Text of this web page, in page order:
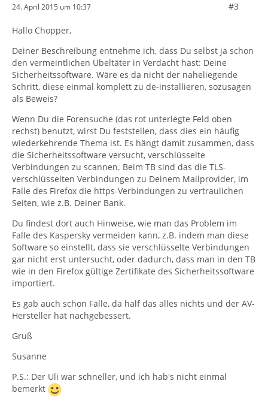
24. April 2015 um 10:37 #3
Hallo Chopper,
Deiner Beschreibung entnehme ich, dass Du selbst ja schon
den vermeintlichen Übeltäter in Verdacht hast: Deine
Sicherheitssoftware. Wäre es da nicht der naheliegende
Schritt, diese einmal komplett zu de-installieren, sozusagen
als Beweis?
Wenn Du die Forensuche (das rot unterlegte Feld oben
rechst) benutzt, wirst Du feststellen, dass dies ein häufig
wiederkehrende Thema ist. Es hängt damit zusammen, dass
die Sicherheitssoftware versucht, verschlüsselte
Verbindungen zu scannen. Beim TB sind das die TLS-
verschlüsselten Verbindungen zu Deinem Mailprovider, im
Falle des Firefox die https-Verbindungen zu vertraulichen
Seiten, wie z.B. Deiner Bank.
Du findest dort auch Hinweise, wie man das Problem im
Falle des Kaspersky vermeiden kann, z.B. indem man diese
Software so einstellt, dass sie verschlüsselte Verbindungen
gar nicht erst untersucht, oder dadurch, dass man in den TB
wie in den Firefox gültige Zertifikate des Sicherheitssoftware
importiert.
Es gab auch schon Fälle, da half das alles nichts und der AV-
Hersteller hat nachgebessert.
Gruß
Susanne
P.S.: Der Uli war schneller, und ich hab's nicht einmal
bemerkt